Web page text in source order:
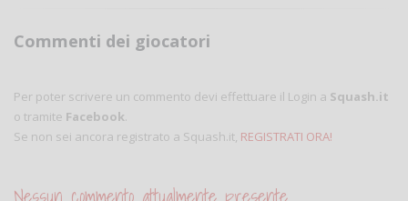
Commenti dei giocatori
Per poter scrivere un commento devi effettuare il Login a Squash.it
o tramite Facebook.
Se non sei ancora registrato a Squash.it, REGISTRATI ORA!